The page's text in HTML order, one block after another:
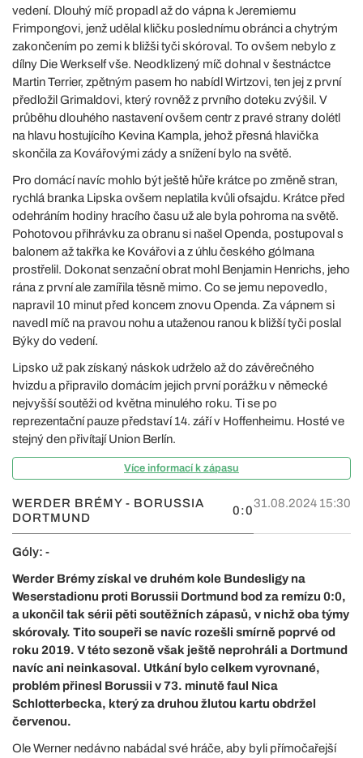
vedení. Dlouhý míč propadl až do vápna k Jeremiemu
Frimpongovi, jenž udělal kličku poslednímu obránci a chytrým
zakončením po zemi k bližši tyči skóroval. To ovšem nebylo z
dílny Die Werkself vše. Neodklizený míč dohnal v šestnáctce
Martin Terrier, zpětným pasem ho nabídl Wirtzovi, ten jej z první
předložil Grimaldovi, který rovněž z prvního doteku zvýšil. V
průběhu dlouhého nastavení ovšem centr z pravé strany dolétl
na hlavu hostujícího Kevina Kampla, jehož přesná hlavička
skončila za Kovářovými zády a snížení bylo na světě.
Pro domácí navíc mohlo být ještě hůře krátce po změně stran,
rychlá branka Lipska ovšem neplatila kvůli ofsajdu. Krátce před
odehráním hodiny hracího času už ale byla pohroma na světě.
Pohotovou přihrávku za obranu si našel Openda, postupoval s
balonem až takřka ke Kovářovi a z úhlu českého gólmana
prostřelil. Dokonat senzační obrat mohl Benjamin Henrichs, jeho
rána z první ale zamířila těsně mimo. Co se jemu nepovedlo,
napravil 10 minut před koncem znovu Openda. Za vápnem si
navedl míč na pravou nohu a utaženou ranou k bližší tyči poslal
Býky do vedení.
Lipsko už pak získaný náskok udrželo až do závěrečného
hvizdu a připravilo domácím jejich první porážku v německé
nejvyšší soutěži od května minulého roku. Ti se po
reprezentační pauze představí 14. září v Hoffenheimu. Hosté ve
stejný den přivítají Union Berlín.
Více informací k zápasu
WERDER BRÉMY - BORUSSIA
DORTMUND
0:0
31.08.2024 15:30
Góly: -
Werder Brémy získal ve druhém kole Bundesligy na
Weserstadionu proti Borussii Dortmund bod za remízu 0:0,
a ukončil tak sérii pěti soutěžních zápasů, v nichž oba týmy
skórovaly. Tito soupeři se navíc rozešli smírně poprvé od
roku 2019. V této sezoně však ještě neprohráli a Dortmund
navíc ani neinkasoval. Utkání bylo celkem vyrovnané,
problém přinesl Borussii v 73. minutě faul Nica
Schlotterbecka, který za druhou žlutou kartu obdržel
červenou.
Ole Werner nedávno nabádal své hráče, aby byli přímočařejší